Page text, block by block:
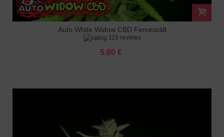
Auto White Widow CBD Feminizált
115 reviews
5.60 €